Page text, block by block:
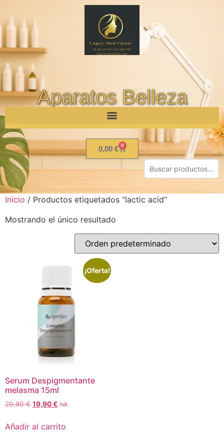
Aparatos Belleza
0,00 € 0
Inicio / Productos etiquetados “lactic acid”
Mostrando el único resultado
¡Oferta!
Serum Despigmentante
melasma 15ml
29,80€ 19,90€ IVA
Añadir al carrito